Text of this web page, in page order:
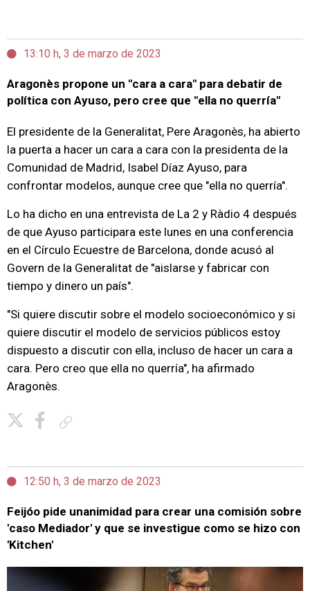
13:10 h, 3 de marzo de 2023
Aragonès propone un "cara a cara" para debatir de
política con Ayuso, pero cree que "ella no querría"
El presidente de la Generalitat, Pere Aragonès, ha abierto
la puerta a hacer un cara a cara con la presidenta de la
Comunidad de Madrid, Isabel Díaz Ayuso, para
confrontar modelos, aunque cree que "ella no querría".
Lo ha dicho en una entrevista de La 2 y Ràdio 4 después
de que Ayuso participara este lunes en una conferencia
en el Círculo Ecuestre de Barcelona, donde acusó al
Govern de la Generalitat de "aislarse y fabricar con
tiempo y dinero un país".
"Si quiere discutir sobre el modelo socioeconómico y si
quiere discutir el modelo de servicios públicos estoy
dispuesto a discutir con ella, incluso de hacer un cara a
cara. Pero creo que ella no querría", ha afirmado
Aragonès.
12:50 h, 3 de marzo de 2023
Feijóo pide unanimidad para crear una comisión sobre
'caso Mediador' y que se investigue como se hizo con
'Kitchen'